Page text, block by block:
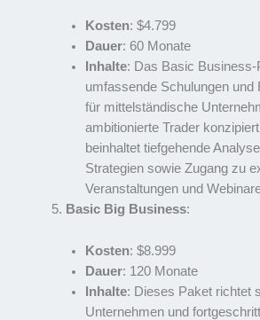
Kosten: $4.799
Dauer: 60 Monate
Inhalte: Das Basic Business-
umfassende Schulungen und
für mittelständische
ambitionierte Trader
beinhaltet tiefgehende
Strategien sowie Zugang zu
Veranstaltungen und
Basic Big Business:
Kosten: $8.999
Dauer: 120 Monate
Inhalte: Dieses Paket richtet
Unternehmen und